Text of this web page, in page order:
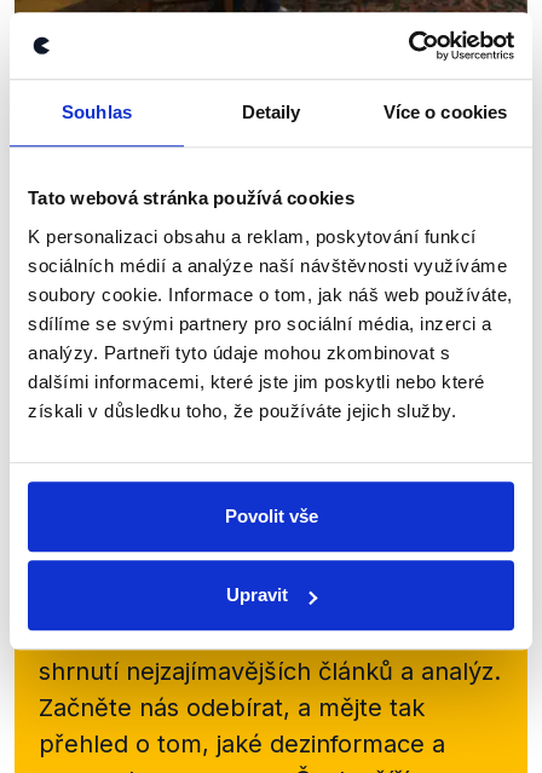
Souhlas Detaily Více o cookies
Tato webová stránka používá cookies
K personalizaci obsahu a reklam, poskytování funkcí
sociálních médií a analýze naší návštěvnosti využíváme
soubory cookie. Informace o tom, jak náš web používáte,
sdílíme se svými partnery pro sociální média, inzerci a
analýzy. Partneři tyto údaje mohou zkombinovat s
dalšími informacemi, které jste jim poskytli nebo které
získali v důsledku toho, že používáte jejich služby.
Povolit vše
Upravit
Nový ministr zahraničí Tomáš
Tomáš Petříček byl jmenován do funkce ministra
zahraničních věcí 16. října 2018. Ověřili jsme jeden z
jeho prvních rozhovorů pro Týden v politice. Hovořil
například o zahraničních cestách i...
Číst dál
Zůstaňme v kontaktu
Přihlaste se k odběru našeho
newsletteru nebowhatsappového
kanálu, kde pravidelně přinášíme
shrnutí nejzajímavějších článků a analýz.
Začněte nás odebírat, a mějte tak
přehled o tom, jaké dezinformace a